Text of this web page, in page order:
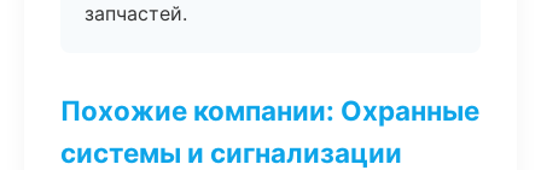
запчастей.
Похожие компании: Охранные
системы и сигнализации